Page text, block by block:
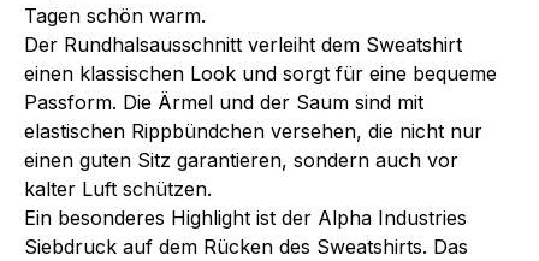
Tagen schön warm.
Der Rundhalsausschnitt verleiht dem Sweatshirt
einen klassischen Look und sorgt für eine bequeme
Passform. Die Ärmel und der Saum sind mit
elastischen Rippbündchen versehen, die nicht nur
einen guten Sitz garantieren, sondern auch vor
kalter Luft schützen.
Ein besonderes Highlight ist der Alpha Industries
Siebdruck auf dem Rücken des Sweatshirts. Das